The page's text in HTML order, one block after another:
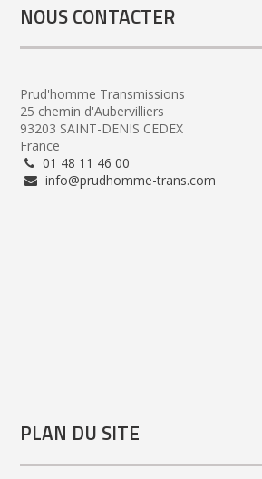
NOUS CONTACTER
Prud'homme Transmissions
25 chemin d'Aubervilliers
93203 SAINT-DENIS CEDEX
France
01 48 11 46 00
info@prudhomme-trans.com
PLAN DU SITE